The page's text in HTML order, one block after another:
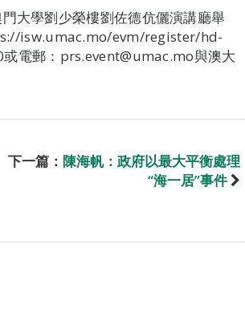
大學劉少榮樓劉佐德伉儷演講廳舉
isw.umac.mo/evm/register/hd-
電郵：prs.event@umac.mo與澳大
下一篇： 陳海帆：政府以最大平衡處理
“海一居”事件